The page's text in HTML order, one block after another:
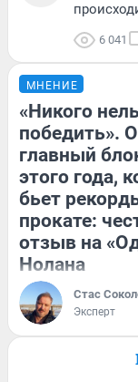
6 041
МНЕНИЕ
«Никого
победить».
главный
этого года,
бьет
прокате:
отзыв на
Нолана
Стас
Эксперт